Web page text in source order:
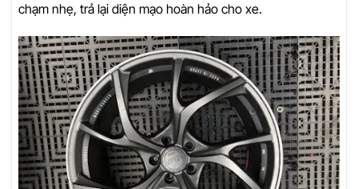
chạm nhẹ, trả lại diện mạo hoàn hảo cho xe.